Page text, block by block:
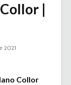
|
2021
Collor